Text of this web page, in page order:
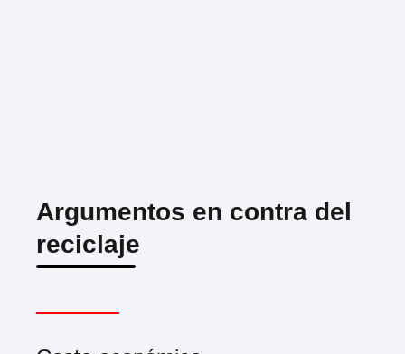
Argumentos en contra del
reciclaje